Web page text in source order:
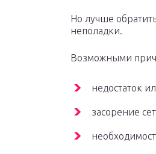
Но лучше
неполадки.
Возможными
недостаток
засорение